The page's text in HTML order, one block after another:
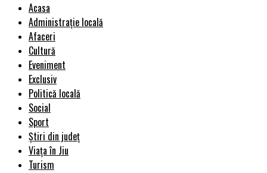
Acasa
Administrație locală
Afaceri
Cultură
Eveniment
Exclusiv
Politică locală
Social
Sport
Știri din județ
Viața în Jiu
Turism